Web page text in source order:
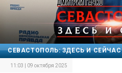
СЕВАСТОПОЛЬ: ЗДЕСЬ И СЕЙЧАС
11:03 | 09 октября 2025